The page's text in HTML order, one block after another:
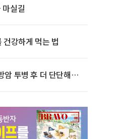
실길
강하게 먹는 법
암 투병 후 더 단단해진